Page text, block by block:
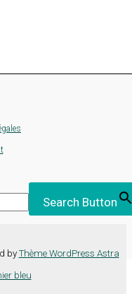
Search Button
by Thème WordPress Astra
bleu